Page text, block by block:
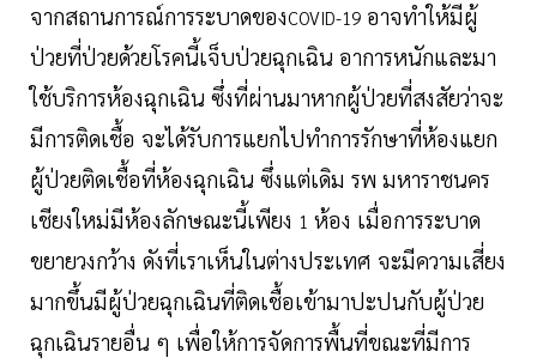
จากสถานการณ์การระบาดของCOVID-19 อาจทำให้มีผู้
ป่วยที่ป่วยด้วยโรคนี้เจ็บป่วยฉุกเฉิน อาการหนักและมา
ใช้บริการห้องฉุกเฉิน ซึ่งที่ผ่านมาหากผู้ป่วยที่สงสัยว่าจะ
มีการติดเชื้อ จะได้รับการแยกไปทำการรักษาที่ห้องแยก
ผู้ป่วยติดเชื้อที่ห้องฉุกเฉิน ซึ่งแต่เดิม รพ มหาราชนคร
เชียงใหม่มีห้องลักษณะนี้เพียง 1 ห้อง เมื่อการระบาด
ขยายวงกว้าง ดังที่เราเห็นในต่างประเทศ จะมีความเสี่ยง
มากขึ้นมีผู้ป่วยฉุกเฉินที่ติดเชื้อเข้ามาปะปนกับผู้ป่วย
ฉุกเฉินรายอื่น ๆ เพื่อให้การจัดการพื้นที่ขณะที่มีการ